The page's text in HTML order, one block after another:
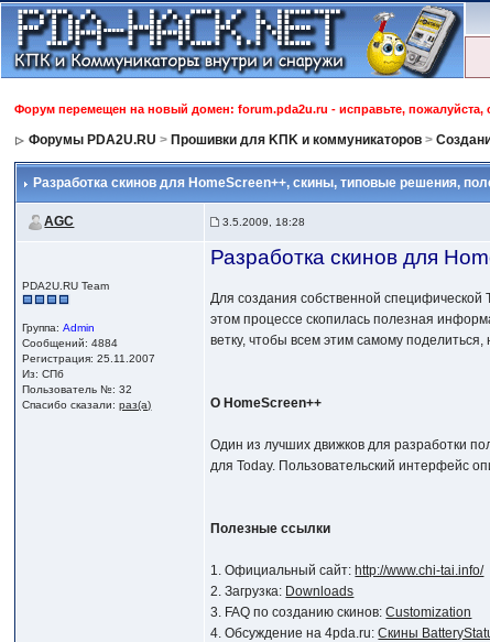
Форум перемещен на новый домен: forum.pda2u.ru - исправьте, пожалуйста,
Форумы PDA2U.RU > Прошивки для KПK и коммуникаторов >
Разработка скинов для HomeScreen++, скины, типовые решения,
AGC 3.5.2009, 18:28
PDA2U.RU Team
Группа:Admin
Сообщений: 4884
Регистрация: 25.11.2007
Из: СПб
Пользователь №: 32
Спасибо сказали:раз(а)
Разработка скинов для
Для создания собственной специфической
этом процессе скопилась полезная
ветку, чтобы всем этим самому
О HomeScreen++
Один из лучших движков для разработки
для Today. Пользовательский интерфейс
Полезные ссылки
1. Официальный сайт: http://www.chi-tai.info/
2. Загрузка: Downloads
3. FAQ по созданию скинов:Customization
4. Обсуждение на 4pda.ru:Скины